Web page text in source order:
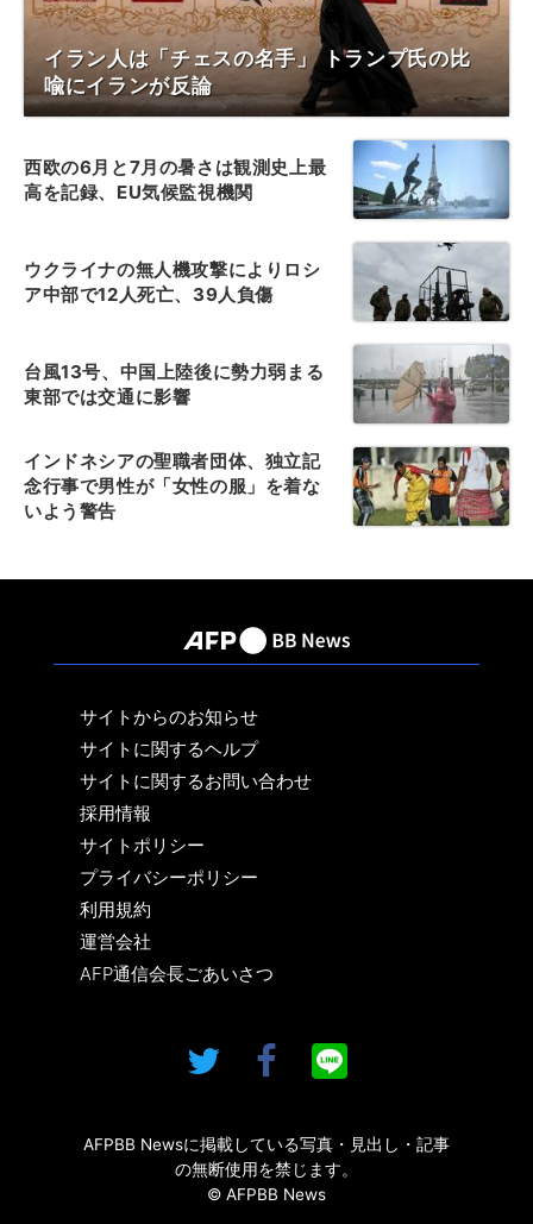
イラン人は「チェスの名手」 トランプ氏の比
喩にイランが反論
西欧の6月と7月の暑さは観測史上最
高を記録、EU気候監視機関
ウクライナの無人機攻撃によりロシ
ア中部で12人死亡、39人負傷
台風13号、中国上陸後に勢力弱まる
東部では交通に影響
インドネシアの聖職者団体、独立記
念行事で男性が「女性の服」を着な
いよう警告
サイトからのお知らせ
サイトに関するヘルプ
サイトに関するお問い合わせ
採用情報
サイトポリシー
プライバシーポリシー
利用規約
運営会社
AFP通信会長ごあいさつ
AFPBB Newsに掲載している写真・見出し・記事
の無断使用を禁じます。
© AFPBB News